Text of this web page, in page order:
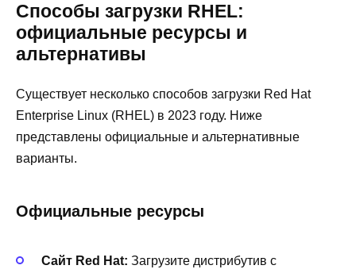
Способы загрузки RHEL:
официальные ресурсы и
альтернативы
Существует несколько способов загрузки Red Hat
Enterprise Linux (RHEL) в 2023 году. Ниже
представлены официальные и альтернативные
варианты.
Официальные ресурсы
Сайт Red Hat: Загрузите дистрибутив с